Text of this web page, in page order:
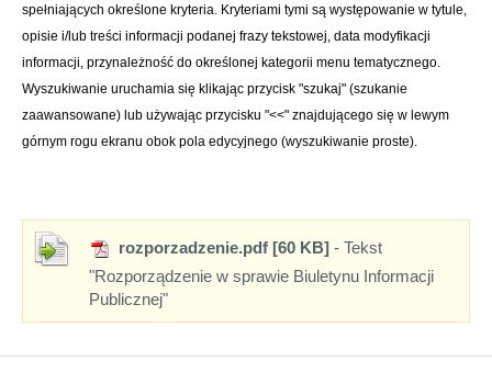
spełniających określone kryteria. Kryteriami tymi są występowanie w tytule,
opisie i/lub treści informacji podanej frazy tekstowej, data modyfikacji
informacji, przynależność do określonej kategorii menu tematycznego.
Wyszukiwanie uruchamia się klikając przycisk "szukaj" (szukanie
zaawansowane) lub używając przycisku "<<" znajdującego się w lewym
górnym rogu ekranu obok pola edycyjnego (wyszukiwanie proste).
rozporzadzenie.pdf [60 KB] - Tekst
"Rozporządzenie w sprawie Biuletynu Informacji
Publicznej"